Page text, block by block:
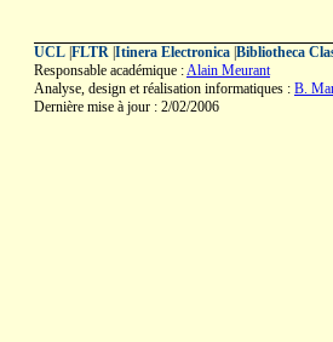
UCL FLTR Itinera Electronica Bibliotheca
Responsable académique :Alain Meurant
Analyse, design et réalisation informatiques : B.
Dernière mise à jour : 2/02/2006